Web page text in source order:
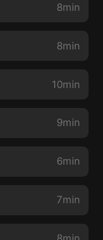
8min
8min
10min
9min
6min
7min